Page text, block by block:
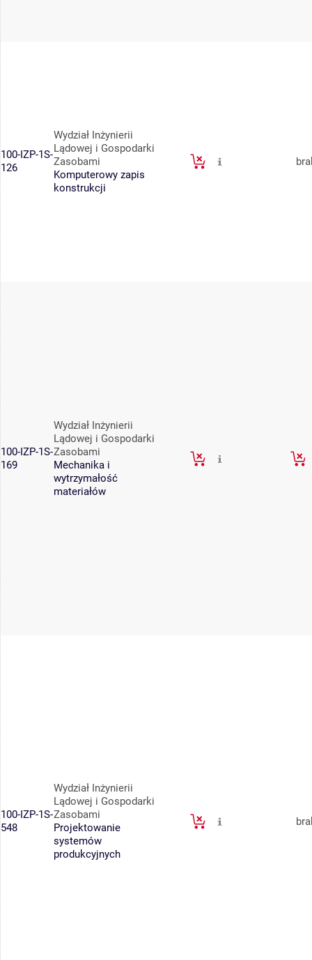
100-IZP-1S-
126
Wydział Inżynierii
Lądowej i Gospodarki
Zasobami
Komputerowy zapis
konstrukcji
100-IZP-1S-
169
Wydział Inżynierii
Lądowej i Gospodarki
Zasobami
Mechanika i
wytrzymałość
materiałów
100-IZP-1S-
548
Wydział Inżynierii
Lądowej i Gospodarki
Zasobami
Projektowanie
systemów
produkcyjnych